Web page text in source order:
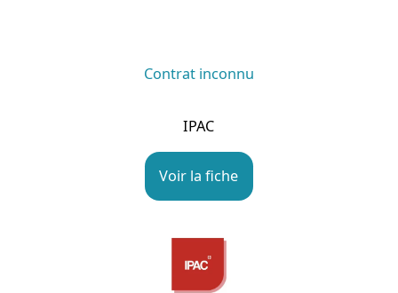
Contrat inconnu
IPAC
Voir la fiche